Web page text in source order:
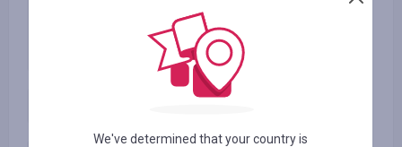
впечатления, туры, еда и
рестораны, транспорт,
проживание, Wi-Fi и SIM-карты,
авиаперелеты, другое
We've determined that your country is